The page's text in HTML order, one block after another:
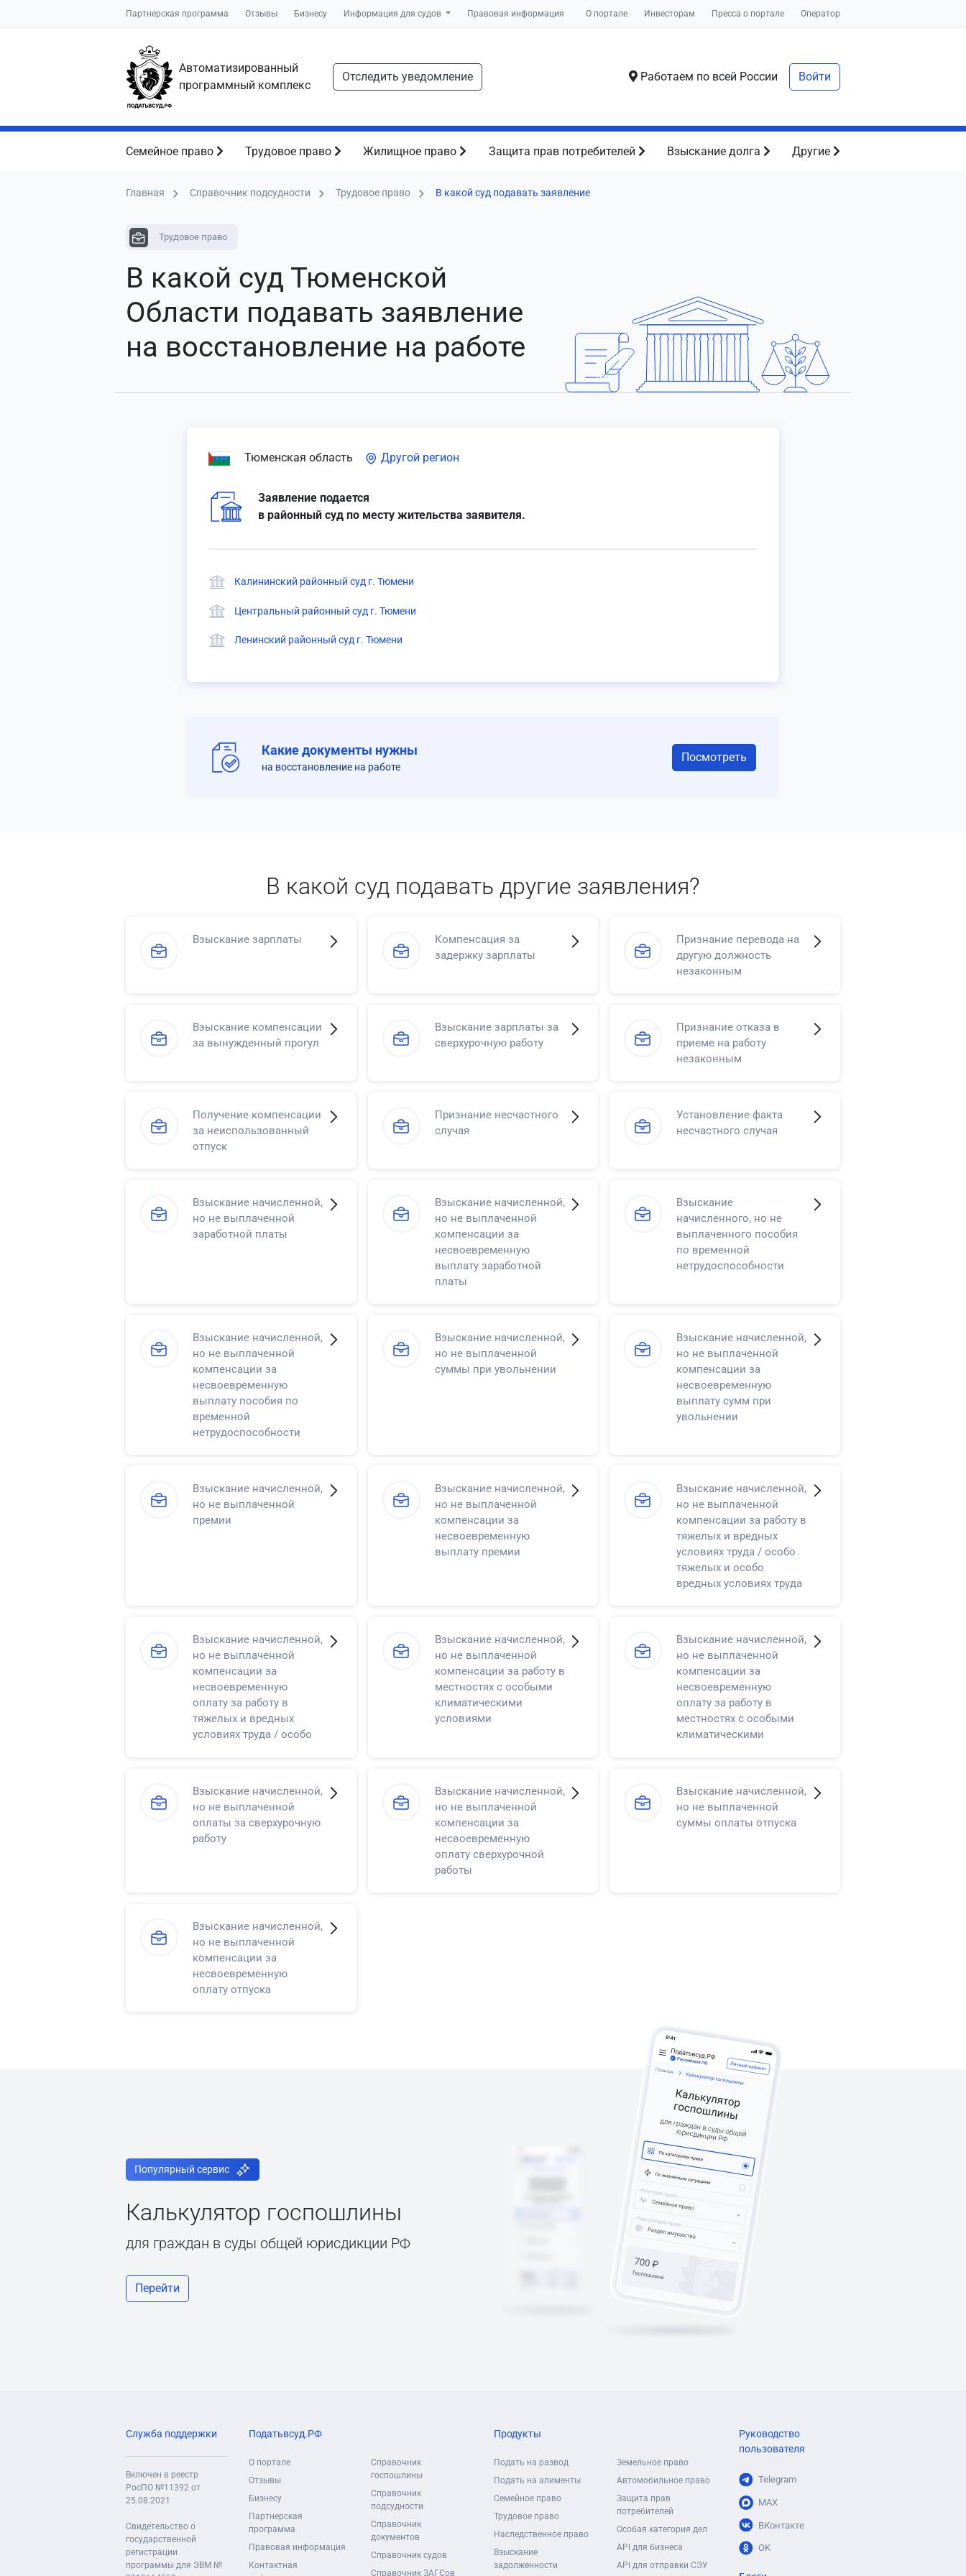
Партнерская программа Отзывы Бизнесу Информация для судов Правовая информация О портале Инвесторам Пресса о портале Оператор
Автоматизированный
программный комплекс
Отследить уведомление Работаем по всей России Войти
Семейное право Трудовое право Жилищное право Защита прав потребителей Взыскание долга Другие
Главная Справочник подсудности Трудовое право В какой суд подавать заявление
Трудовое право
В какой суд Тюменской
Области подавать заявление
на восстановление на работе
Тюменская область Другой регион
Заявление подается
в районный суд по месту жительства заявителя.
Калининский районный суд г. Тюмени
Центральный районный суд г. Тюмени
Ленинский районный суд г. Тюмени
Какие документы нужны
на восстановление на работе
Посмотреть
В какой суд подавать другие заявления?
Взыскание зарплаты
Компенсация за
задержку зарплаты
Признание перевода на
другую должность
незаконным
Взыскание компенсации
за вынужденный прогул
Взыскание зарплаты за
сверхурочную работу
Признание отказа в
приеме на работу
незаконным
Получение компенсации
за неиспользованный
отпуск
Признание несчастного
случая
Установление факта
несчастного случая
Взыскание начисленной,
но не выплаченной
заработной платы
Взыскание начисленной,
но не выплаченной
компенсации за
несвоевременную
выплату заработной
платы
Взыскание
начисленного, но не
выплаченного пособия
по временной
нетрудоспособности
Взыскание начисленной,
но не выплаченной
компенсации за
несвоевременную
выплату пособия по
временной
нетрудоспособности
Взыскание начисленной,
но не выплаченной
суммы при увольнении
Взыскание начисленной,
но не выплаченной
компенсации за
несвоевременную
выплату сумм при
увольнении
Взыскание начисленной,
но не выплаченной
премии
Взыскание начисленной,
но не выплаченной
компенсации за
несвоевременную
выплату премии
Взыскание начисленной,
но не выплаченной
компенсации за работу в
тяжелых и вредных
условиях труда / особо
тяжелых и особо
вредных условиях труда
Взыскание начисленной,
но не выплаченной
компенсации за
несвоевременную
оплату за работу в
тяжелых и вредных
условиях труда / особо
Взыскание начисленной,
но не выплаченной
компенсации за работу в
местностях с особыми
климатическими
условиями
Взыскание начисленной,
но не выплаченной
компенсации за
несвоевременную
оплату за работу в
местностях с особыми
климатическими
Взыскание начисленной,
но не выплаченной
оплаты за сверхурочную
работу
Взыскание начисленной,
но не выплаченной
компенсации за
несвоевременную
оплату сверхурочной
работы
Взыскание начисленной,
но не выплаченной
суммы оплаты отпуска
Взыскание начисленной,
но не выплаченной
компенсации за
несвоевременную
оплату отпуска
Популярный сервис
Калькулятор госпошлины
для граждан в суды общей юрисдикции РФ
Перейти
Служба поддержки
Включен в реестр
РосПО №11392 от
25.08.2021
Свидетельство о
государственной
регистрации
программы для ЭВМ №
Податьвсуд.РФ
О портале
Отзывы
Бизнесу
Партнерская
программа
Правовая информация
Контактная
Справочник
госпошлины
Справочник
подсудности
Справочник
документов
Справочник судов
Справочник ЗАГСов
Продукты
Подать на развод
Подать на алименты
Семейное право
Трудовое право
Наследственное право
Взыскание
задолженности
Земельное право
Автомобильное право
Защита прав
потребителей
Особая категория дел
API для бизнеса
API для отправки СЭУ
Руководство
пользователя
Telegram
MAX
ВКонтакте
OK